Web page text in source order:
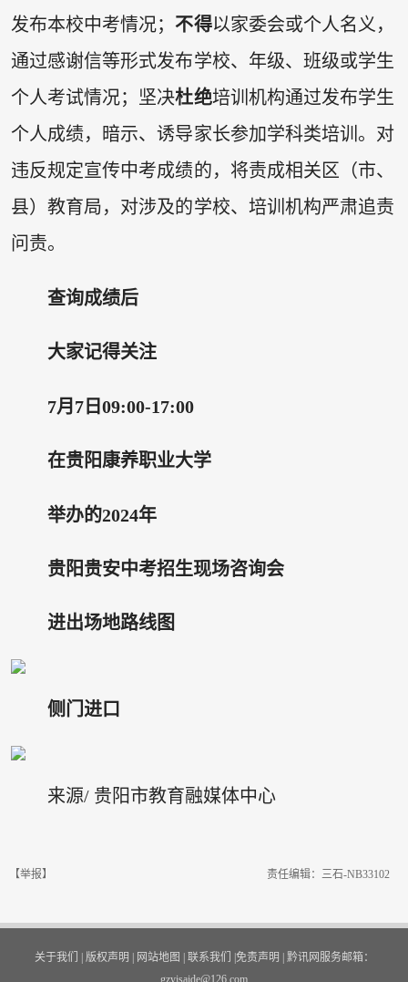
发布本校中考情况；不得以家委会或个人名义，
通过感谢信等形式发布学校、年级、班级或学生
个人考试情况；坚决杜绝培训机构通过发布学生
个人成绩，暗示、诱导家长参加学科类培训。对
违反规定宣传中考成绩的，将责成相关区（市、
县）教育局，对涉及的学校、培训机构严肃追责
问责。
查询成绩后
大家记得关注
7月7日09:00-17:00
在贵阳康养职业大学
举办的2024年
贵阳贵安中考招生现场咨询会
进出场地路线图
侧门进口
来源/ 贵阳市教育融媒体中心
【举报】 责任编辑：三石-NB33102
关于我们 | 版权声明 | 网站地图 | 联系我们 |免责声明 | 黔讯网服务邮箱：
gzyisaide@126.com